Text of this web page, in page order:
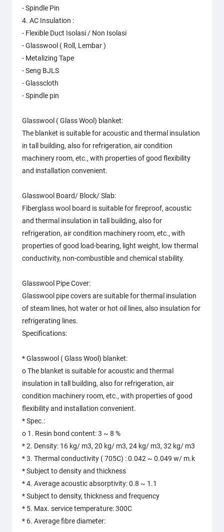
- Spindle Pin
4. AC Insulation :
- Flexible Duct Isolasi / Non Isolasi
- Glasswool ( Roll, Lembar )
- Metalizing Tape
- Seng BJLS
- Glasscloth
- Spindle pin
Glasswool ( Glass Wool) blanket:
The blanket is suitable for acoustic and thermal insulation
in tall building, also for refrigeration, air condition
machinery room, etc., with properties of good flexibility
and installation convenient.
Glasswool Board/ Block/ Slab:
Fiberglass wool board is suitable for fireproof, acoustic
and thermal insulation in tall building, also for
refrigeration, air condition machinery room, etc., with
properties of good load-bearing, light weight, low thermal
conductivity, non-combustible and chemical stability.
Glasswool Pipe Cover:
Glasswool pipe covers are suitable for thermal insulation
of steam lines, hot water or hot oil lines, also insulation for
refrigerating lines.
Specifications:
* Glasswool ( Glass Wool) blanket:
o The blanket is suitable for acoustic and thermal
insulation in tall building, also for refrigeration, air
condition machinery room, etc., with properties of good
flexibility and installation convenient.
* Spec.:
o 1. Resin bond content: 3 ~ 8 %
* 2. Density: 16 kg/ m3, 20 kg/ m3, 24 kg/ m3, 32 kg/ m3
* 3. Thermal conductivity ( 705C) : 0.042 ~ 0.049 w/ m.k
* Subject to density and thickness
* 4. Average acoustic absorptivity: 0.8 ~ 1.1
* Subject to density, thickness and frequency
* 5. Max. service temperature: 300C
* 6. Average fibre diameter: